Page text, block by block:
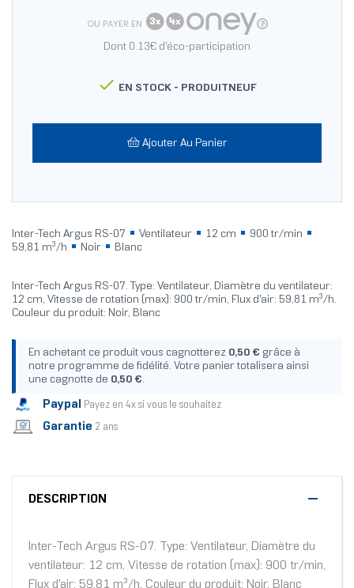
OU PAYER EN
Dont 0.13€ d'éco-participation
 EN STOCK - PRODUITNEUF
Ajouter Au Panier
Inter-Tech Argus RS-07 Ventilateur 12 cm
900 tr/min
59,81 m³/h
Noir Blanc
Inter-Tech Argus RS-07. Type: Ventilateur, Diamètre du ventilateur:
12 cm, Vitesse de rotation (max): 900 tr/min, Flux d'air: 59,81 m³/h.
Couleur du produit: Noir, Blanc
En achetant ce produit vous cagnotterez 0,50 € grâce à
notre programme de fidélité. Votre panier totalisera ainsi
une cagnotte de 0,50 €.
Paypal Payez en 4x si vous le souhaitez
Garantie 2 ans
DESCRIPTION
Inter-Tech Argus RS-07. Type: Ventilateur, Diamètre du
ventilateur: 12 cm, Vitesse de rotation (max): 900 tr/min,
Flux d'air: 59,81 m³/h. Couleur du produit: Noir, Blanc